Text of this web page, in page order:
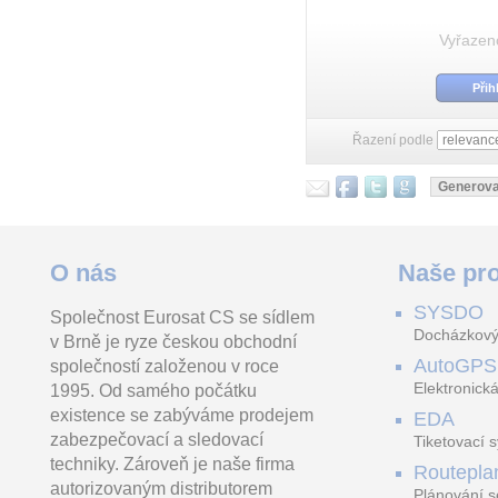
Řazení podle
O nás
Společnost Eurosat CS se sídlem
v Brně je ryze českou obchodní
společností založenou v roce
1995. Od samého počátku
existence se zabýváme prodejem
zabezpečovací a sledovací
techniky. Zároveň je naše firma
autorizovaným distributorem
Naše
SYSDO
AutoGPS
EDA
Tiketovací